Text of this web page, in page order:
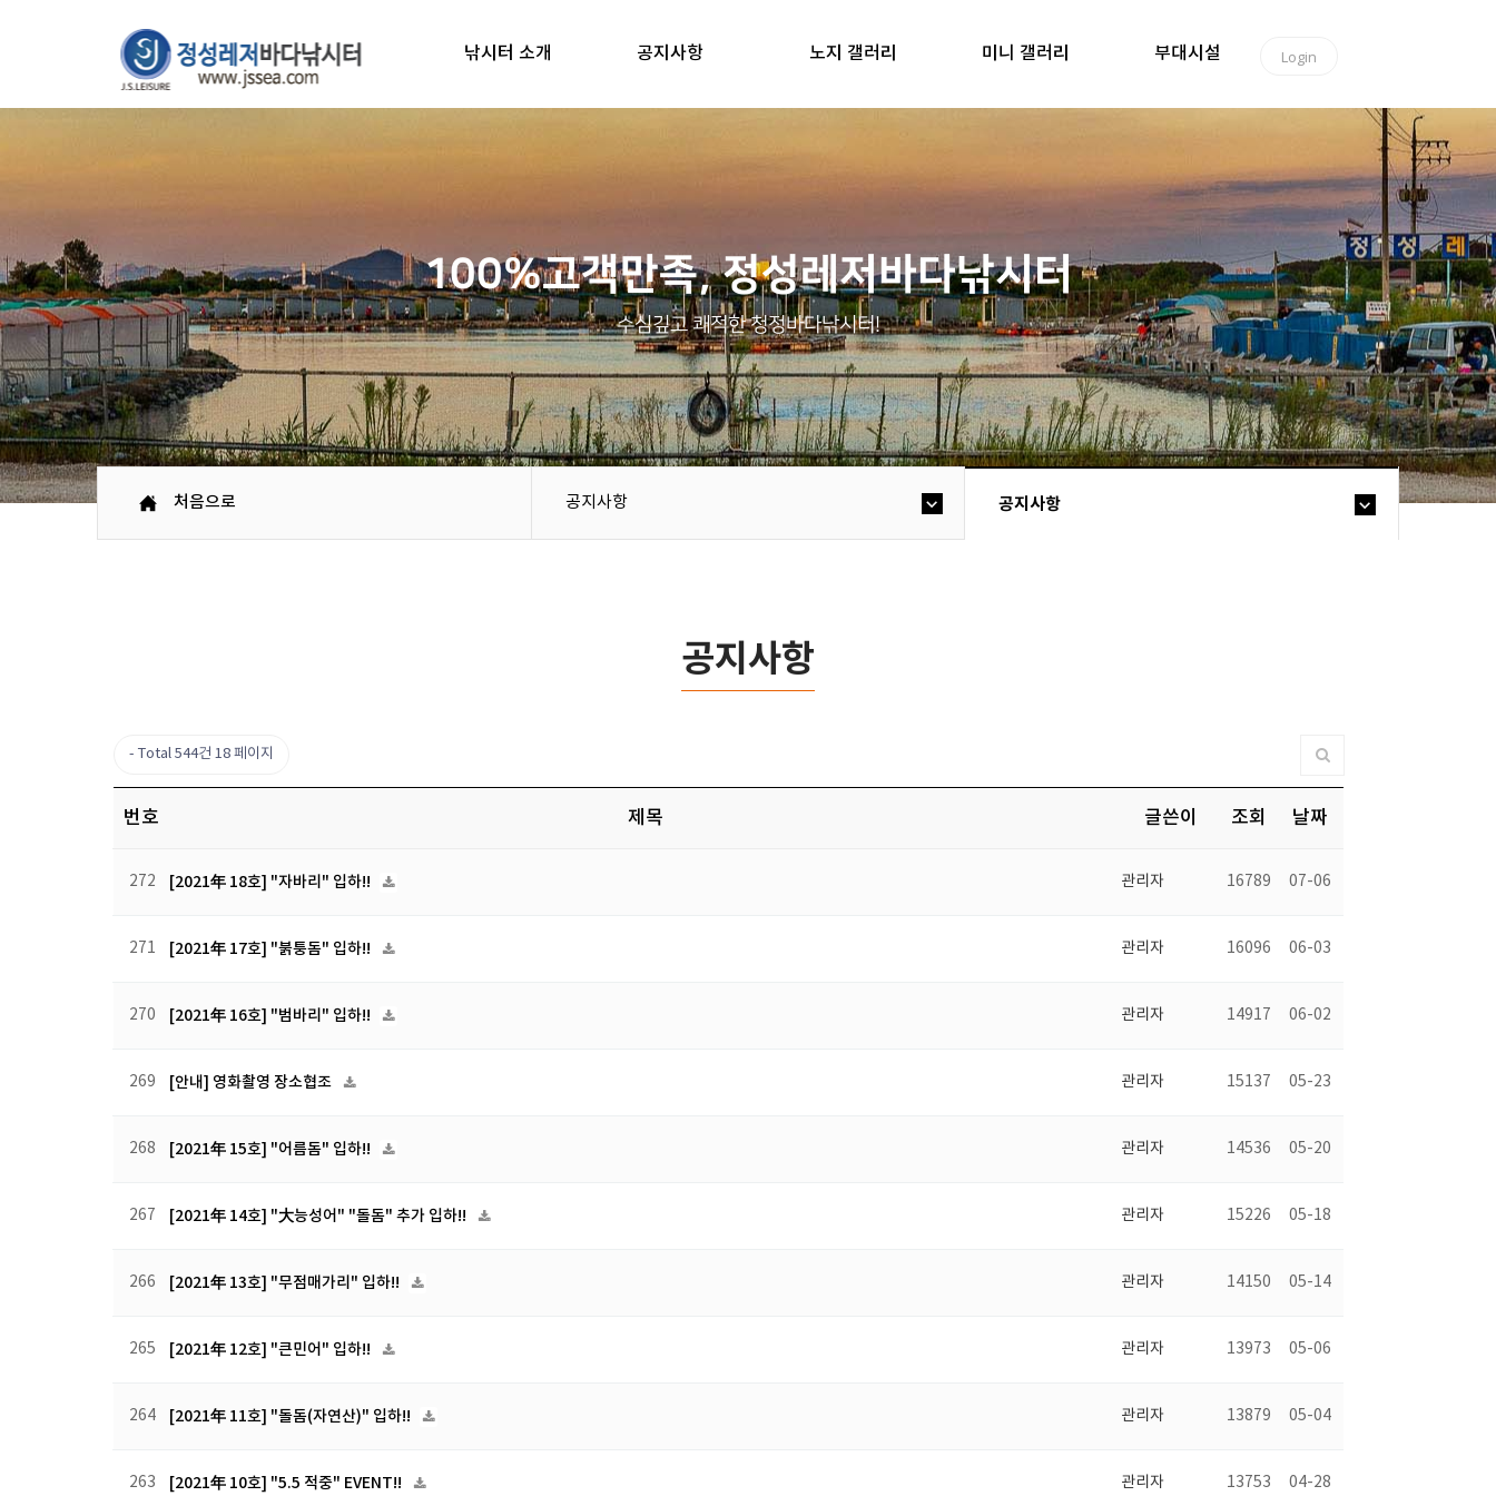
낚시터 소개 공지사항 노지 갤러리 미니 갤러리 부대시설 Login
100%고객만족, 정성레저바다낚시터
수심깊고 쾌적한 청정바다낚시터!
처음으로 공지사항 공지사항
공지사항
Total 544건 18 페이지
번호 제목 글쓴이 조회 날짜
272 [2021年 18호] "자바리" 입하!! 관리자 16789 07-06
271 [2021年 17호] "붉퉁돔" 입하!! 관리자 16096 06-03
270 [2021年 16호] "범바리" 입하!! 관리자 14917 06-02
269 [안내] 영화촬영 장소협조 관리자 15137 05-23
268 [2021年 15호] "어름돔" 입하!! 관리자 14536 05-20
267 [2021年 14호] "大능성어" "돌돔" 추가 입하!! 관리자 15226 05-18
266 [2021年 13호] "무점매가리" 입하!! 관리자 14150 05-14
265 [2021年 12호] "큰민어" 입하!! 관리자 13973 05-06
264 [2021年 11호] "돌돔(자연산)" 입하!! 관리자 13879 05-04
263 [2021年 10호] "5.5 적중" EVENT!! 관리자 13753 04-28